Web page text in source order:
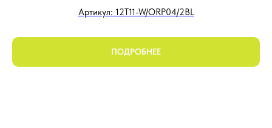
Артикул: 12T11-W/ORP04/2BL
ПОДРОБНЕЕ